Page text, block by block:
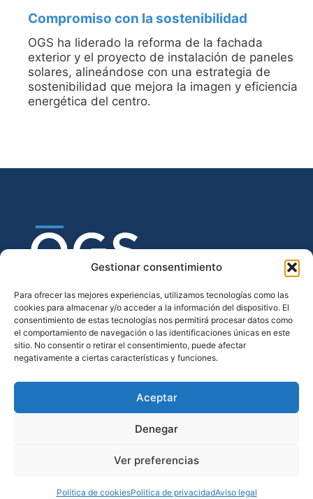
Gestionar consentimiento
Para ofrecer las mejores experiencias, utilizamos tecnologías como las
cookies para almacenar y/o acceder a la información del dispositivo. El
consentimiento de estas tecnologías nos permitirá procesar datos como
el comportamiento de navegación o las identificaciones únicas en este
sitio. No consentir o retirar el consentimiento, puede afectar
negativamente a ciertas características y funciones.
Aceptar
Denegar
Ver preferencias
Política de cookiesPolitica de privacidadAviso legal
Compromiso con la sostenibilidad
OGS ha liderado la reforma de la fachada
exterior y el proyecto de instalación de paneles
solares, alineándose con una estrategia de
sostenibilidad que mejora la imagen y eficiencia
energética del centro.